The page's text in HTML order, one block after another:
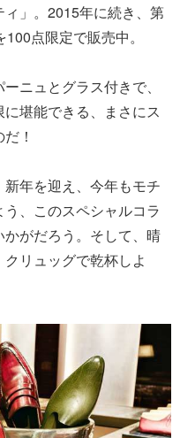
」。2015年に続き、第
点限定で販売中。
ニュとグラス付きで、
堪能できる、まさにス
！
年を迎え、今年もモチ
、このスペシャルコラ
がだろう。そして、晴
リュッグで乾杯しよ